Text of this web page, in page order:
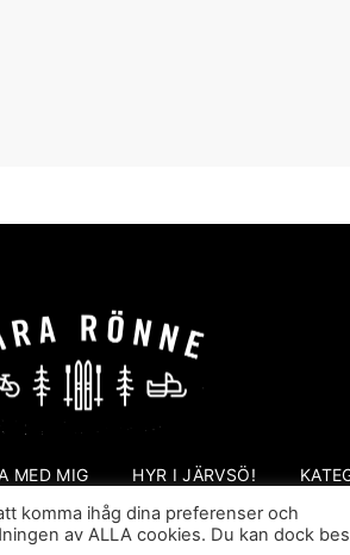
MED MIG HYR I JÄRVSÖ!
om frihet, upplevelser och äventyr
komma ihåg dina preferenser och
av ALLA cookies. Du kan dock